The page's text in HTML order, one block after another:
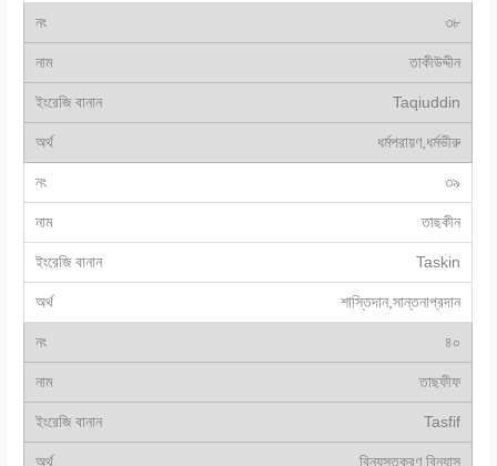
৩৮
তাকীউদ্দীন
Taqiuddin
ধর্মপরায়ণ,ধর্মভীরু
৩৯
তাছকীন
Taskin
শাস্তিদান,সান্তনাপ্রদান
৪০
তাছফীফ
Tasfif
বিন্যস্তকরণ,বিন্যাস